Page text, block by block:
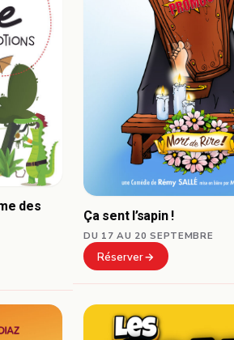
des
Ça sent l’sapin !
DU 17 AU 20 SEPTEMBRE
Réserver